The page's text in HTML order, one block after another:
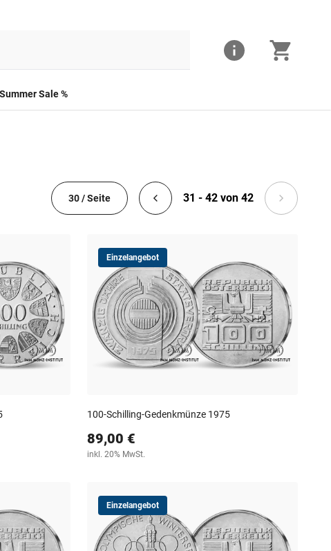
Sale %
30 / Seite 31 - 42 von 42
Einzelangebot
100-Schilling-Gedenkmünze 1975
89,00 €
inkl. 20% MwSt.
Einzelangebot